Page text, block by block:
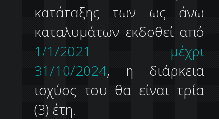
κατάταξης των ως άνω
καταλυμάτων εκδοθεί από
1/1/2021 μέχρι
31/10/2024, η διάρκεια
ισχύος του θα είναι τρία
(3) έτη.